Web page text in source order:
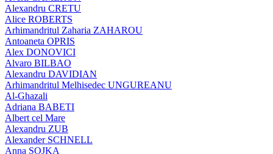
Alexandru CRETU
Alice ROBERTS
Arhimandritul Zaharia ZAHAROU
Antoaneta OPRIS
Alex DONOVICI
Alvaro BILBAO
Alexandru DAVIDIAN
Arhimandritul Melhisedec UNGUREANU
Al-Ghazali
Adriana BABETI
Albert cel Mare
Alexandru ZUB
Alexander SCHNELL
Anna SOJKA